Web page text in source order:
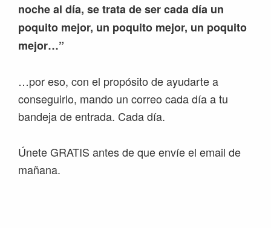
noche al día, se trata de ser cada día un
poquito mejor, un poquito mejor, un poquito
mejor…”
…por eso, con el propósito de ayudarte a
conseguirlo, mando un correo cada día a tu
bandeja de entrada. Cada día.
Únete GRATIS antes de que envíe el email de
mañana.